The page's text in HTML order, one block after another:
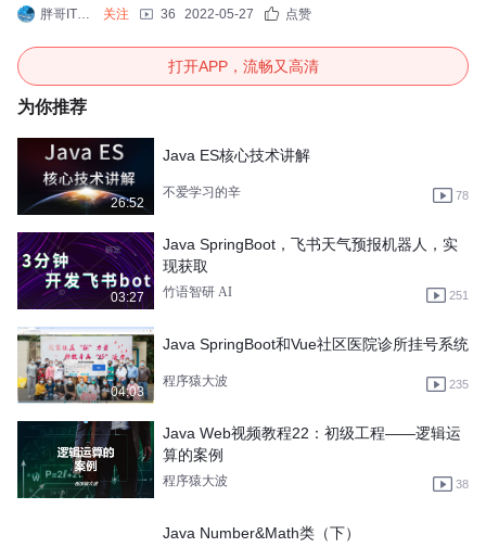
胖哥IT实战课堂 关注 36 2022-05-27 点赞
打开APP，流畅又高清
为你推荐
26:52
Java ES核心技术讲解
不爱学习的辛 78
03:27
Java SpringBoot，飞书天气预报机器人，实
现获取
竹语智研 AI 251
04:03
Java SpringBoot和Vue社区医院诊所挂号系统
程序猿大波 235
Java Web视频教程22：初级工程——逻辑运
算的案例
程序猿大波 38
Java Number&Math类（下）